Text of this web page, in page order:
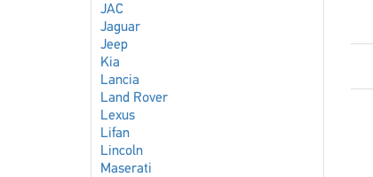
JAC
Jaguar
Jeep
Kia
Lancia
Land Rover
Lexus
Lifan
Lincoln
Maserati